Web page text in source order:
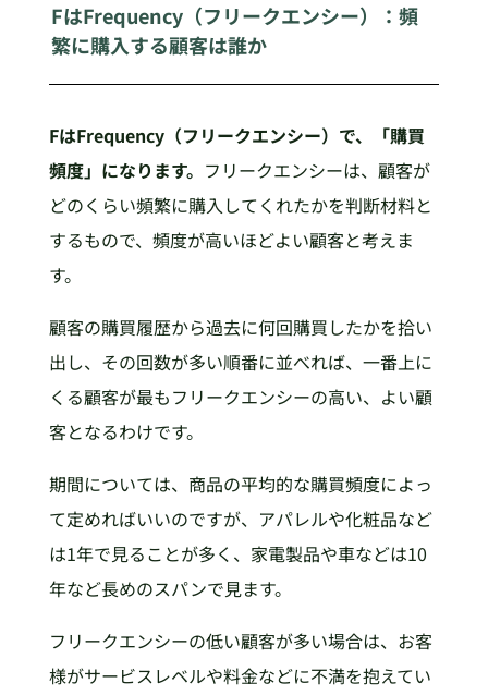
FはFrequency（フリークエンシー）：頻
繁に購入する顧客は誰か
FはFrequency（フリークエンシー）で、「購買
頻度」になります。 フリークエンシーは、顧客が
どのくらい頻繁に購入してくれたかを判断材料と
するもので、頻度が高いほどよい顧客と考えま
す。
顧客の購買履歴から過去に何回購買したかを拾い
出し、その回数が多い順番に並べれば、一番上に
くる顧客が最もフリークエンシーの高い、よい顧
客となるわけです。
期間については、商品の平均的な購買頻度によっ
て定めればいいのですが、アパレルや化粧品など
は1年で見ることが多く、家電製品や車などは10
年など長めのスパンで見ます。
フリークエンシーの低い顧客が多い場合は、お客
様がサービスレベルや料金などに不満を抱えてい